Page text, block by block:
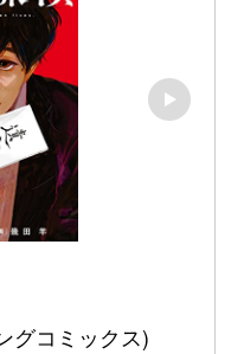
グコミックス)